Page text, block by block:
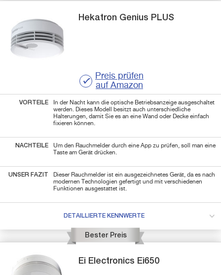
Hekatron Genius PLUS
Preis prüfen
auf Amazon
VORTEILE
In der Nacht kann die optische Betriebsanzeige ausgeschaltet
werden. Dieses Modell besitzt auch unterschiedliche
Halterungen, damit Sie es an eine Wand oder Decke einfach
fixieren können.
NACHTEILE
Um den Rauchmelder durch eine App zu prüfen, soll man eine
Taste am Gerät drücken.
UNSER FAZIT
Dieser Rauchmelder ist ein ausgezeichnetes Gerät, da es nach
modernen Technologien gefertigt und mit verschiedenen
Funktionen ausgestattet ist.
DETAILLIERTE KENNWERTE
Bester Preis
Ei Electronics Ei650